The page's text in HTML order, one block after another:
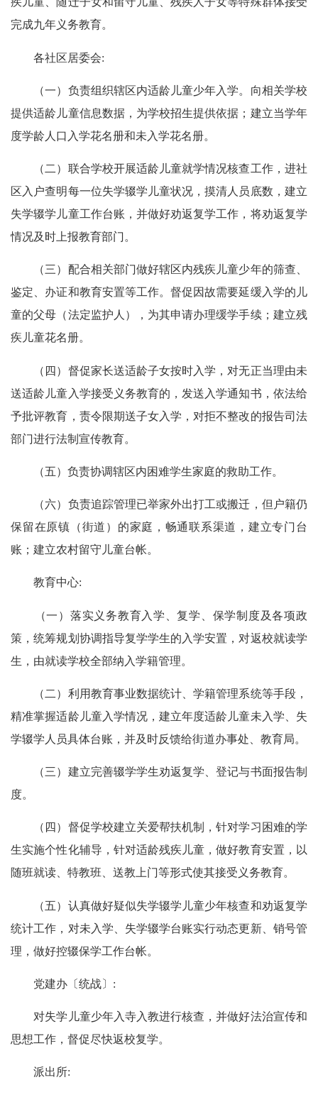
完成九年义务教育。
各社区居委会:
（一）负责组织辖区内适龄儿童少年入学。向相关学校
提供适龄儿童信息数据，为学校招生提供依据；建立当学年
度学龄人口入学花名册和未入学花名册。
（二）联合学校开展适龄儿童就学情况核查工作，进社
区入户查明每一位失学辍学儿童状况，摸清人员底数，建立
失学辍学儿童工作台账，并做好劝返复学工作，将劝返复学
情况及时上报教育部门。
（三）配合相关部门做好辖区内残疾儿童少年的筛查、
鉴定、办证和教育安置等工作。督促因故需要延缓入学的儿
童的父母（法定监护人），为其申请办理缓学手续；建立残
疾儿童花名册。
（四）督促家长送适龄子女按时入学，对无正当理由未
送适龄儿童入学接受义务教育的，发送入学通知书，依法给
予批评教育，责令限期送子女入学，对拒不整改的报告司法
部门进行法制宣传教育。
（五）负责协调辖区内困难学生家庭的救助工作。
（六）负责追踪管理已举家外出打工或搬迁，但户籍仍
保留在原镇（街道）的家庭，畅通联系渠道，建立专门台
账；建立农村留守儿童台帐。
教育中心:
（一）落实义务教育入学、复学、保学制度及各项政
策，统筹规划协调指导复学学生的入学安置，对返校就读学
生，由就读学校全部纳入学籍管理。
（二）利用教育事业数据统计、学籍管理系统等手段，
精准掌握适龄儿童入学情况，建立年度适龄儿童未入学、失
学辍学人员具体台账，并及时反馈给街道办事处、教育局。
（三）建立完善辍学学生劝返复学、登记与书面报告制
度。
（四）督促学校建立关爱帮扶机制，针对学习困难的学
生实施个性化辅导，针对适龄残疾儿童，做好教育安置，以
随班就读、特教班、送教上门等形式使其接受义务教育。
（五）认真做好疑似失学辍学儿童少年核查和劝返复学
统计工作，对未入学、失学辍学台账实行动态更新、销号管
理，做好控辍保学工作台帐。
党建办〔统战〕:
对失学儿童少年入寺入教进行核查，并做好法治宣传和
思想工作，督促尽快返校复学。
派出所: